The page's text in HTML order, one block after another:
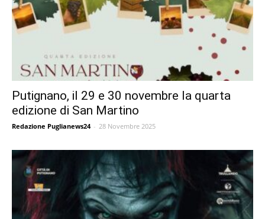
Putignano, il 29 e 30 novembre la quarta
edizione di San Martino
Redazione Puglianews24 - 28 Novembre 2025